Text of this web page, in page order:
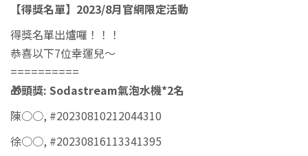
【得獎名單】 2023/8月官網限定活動
得獎名單出爐囉！！！
恭喜以下7位幸運兒～
==========
🎁頭獎: Sodastream氣泡水機*2名
陳○○, #20230810212044310
徐○○, #20230816113341395